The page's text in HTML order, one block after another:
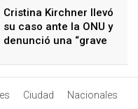
Cristina Kirchner llevó
su caso ante la ONU y
denunció una “grave
humanos”
Ciudad
Nacionales